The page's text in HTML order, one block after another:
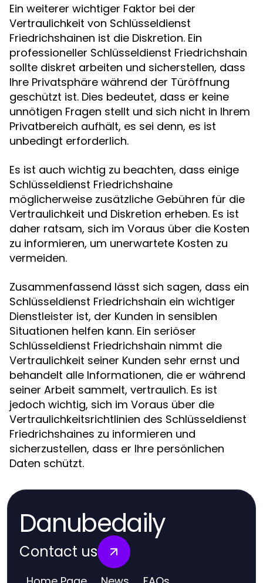
Ein weiterer wichtiger Faktor bei der
Vertraulichkeit von Schlüsseldienst
Friedrichshainen ist die Diskretion. Ein
professioneller Schlüsseldienst Friedrichshain
sollte diskret arbeiten und sicherstellen, dass
Ihre Privatsphäre während der Türöffnung
geschützt ist. Dies bedeutet, dass er keine
unnötigen Fragen stellt und sich nicht in Ihrem
Privatbereich aufhält, es sei denn, es ist
unbedingt erforderlich.
Es ist auch wichtig zu beachten, dass einige
Schlüsseldienst Friedrichshaine
möglicherweise zusätzliche Gebühren für die
Vertraulichkeit und Diskretion erheben. Es ist
daher ratsam, sich im Voraus über die Kosten
zu informieren, um unerwartete Kosten zu
vermeiden.
Zusammenfassend lässt sich sagen, dass ein
Schlüsseldienst Friedrichshain ein wichtiger
Dienstleister ist, der Kunden in sensiblen
Situationen helfen kann. Ein seriöser
Schlüsseldienst Friedrichshain nimmt die
Vertraulichkeit seiner Kunden sehr ernst und
behandelt alle Informationen, die er während
seiner Arbeit sammelt, vertraulich. Es ist
jedoch wichtig, sich im Voraus über die
Vertraulichkeitsrichtlinien des Schlüsseldienst
Friedrichshaines zu informieren und
sicherzustellen, dass er Ihre persönlichen
Daten schützt.
Danubedaily
Contact us